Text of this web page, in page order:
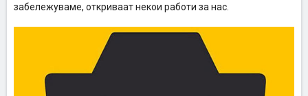
забележуваме, откриваат некои работи за нас.